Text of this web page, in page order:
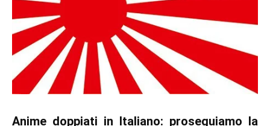
Anime doppiati in Italiano: proseguiamo la